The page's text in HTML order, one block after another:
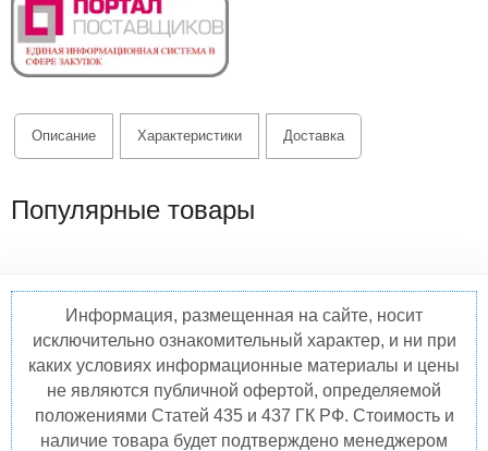
Описание Характеристики Доставка
Популярные товары
Информация, размещенная на сайте, носит
исключительно ознакомительный характер, и ни при
каких условиях информационные материалы и цены
не являются публичной офертой, определяемой
положениями Статей 435 и 437 ГК РФ. Стоимость и
наличие товара будет подтверждено менеджером